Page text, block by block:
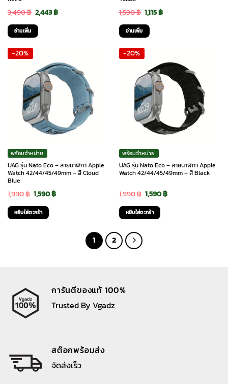
3,490฿ Original
price
was:
2,443฿Current
อ่านเพิ่ม
1,590฿ Original
price
was:
1,590 ฿.
1,115฿Current
อ่านเพิ่ม
-20%
พร้อมจำหน่าย
UAG รุ่น Nato Eco – สายนาฬิกา Apple
Watch 42/44/45/49mm – สี Cloud
Blue
1,990฿ Original
price
was:
1,590฿Current
หยิบใส่ตะกร้า
-20%
พร้อมจำหน่าย
UAG รุ่น Nato Eco – สายนาฬิกา Apple
Watch 42/44/45/49mm – สี Black
1,990฿ Original
price
was:
1,590฿Current
หยิบใส่ตะกร้า
1 2
การันตีของแท้ 100%
Trusted By Vgadz
สต๊อกพร้อมส่ง
จัดส่งเร็ว